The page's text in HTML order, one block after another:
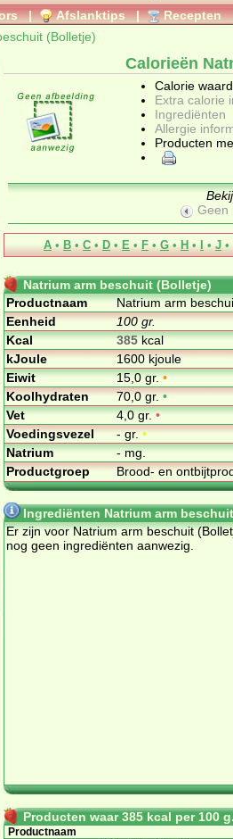
| Afslanktips | Recepten
(Bolletje)
Calorieën
Calorie
Extra calorie
Ingrediënten
Allergie
Producten
Geen
A • B • C • D • E • F • G • H • I • J •
Natrium arm beschuit (Bolletje)
Productnaam
Natrium arm
Eenheid
100 gr.
Kcal
385kcal
kJoule
1600 kjoule
Eiwit
15,0 gr.•
Koolhydraten
70,0 gr.•
Vet
4,0 gr.•
Voedingsvezel
- gr.•
Natrium
- mg.
Productgroep
Brood- en
Ingrediënten Natrium arm
Er zijn voor Natrium arm beschuit
nog geen ingrediënten aanwezig.
Producten waar 385 kcal per 100
Productnaam